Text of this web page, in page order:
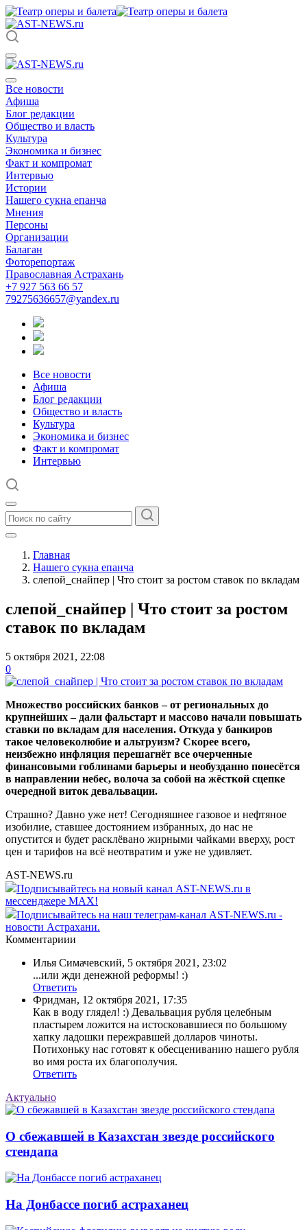
Все новости
Афиша
Блог редакции
Общество и власть
Культура
Экономика и бизнес
Факт и компромат
Интервью
Истории
Нашего сукна епанча
Мнения
Персоны
Организации
Балаган
Фоторепортаж
Православная Астрахань
+7 927 563 66 57
79275636657@yandex.ru
Все новости
Афиша
Блог редакции
Общество и власть
Культура
Экономика и бизнес
Факт и компромат
Интервью
Главная
Нашего сукна епанча
слепой_снайпер | Что стоит за ростом ставок по вкладам
слепой_снайпер | Что стоит за ростом
ставок по вкладам
5 октября 2021, 22:08
0
Множество российских банков – от региональных до
крупнейших – дали фальстарт и массово начали повышать
ставки по вкладам для населения. Откуда у банкиров
такое человеколюбие и альтруизм? Скорее всего,
неизбежно инфляция перешагнёт все очерченные
финансовыми гоблинами барьеры и необузданно понесётся
в направлении небес, волоча за собой на жёсткой сцепке
очередной виток девальвации.
Страшно? Давно уже нет! Сегодняшнее газовое и нефтяное
изобилие, ставшее достоянием избранных, до нас не
опустится и будет расклёвано жирными чайками вверху, рост
цен и тарифов на всё неотвратим и уже не удивляет.
AST-NEWS.ru
Подписывайтесь на новый канал AST-NEWS.ru в
мессенджере MAX!
Подписывайтесь на наш телеграм-канал AST-NEWS.ru -
новости Астрахани.
Комментариии
Илья Симачевский, 5 октября 2021, 23:02
...или жди денежной реформы! :)
Ответить
Фридман, 12 октября 2021, 17:35
Как в воду глядел! :) Девальвация рубля целебным
пластырем ложится на истосковавшиеся по большому
хапку ладошки пережравшей долларов чиноты.
Потихоньку нас готовят к обесцениванию нашего рубля
во имя роста их благополучия.
Ответить
Актуально
О сбежавшей в Казахстан звезде российского
стендапа
На Донбассе погиб астраханец